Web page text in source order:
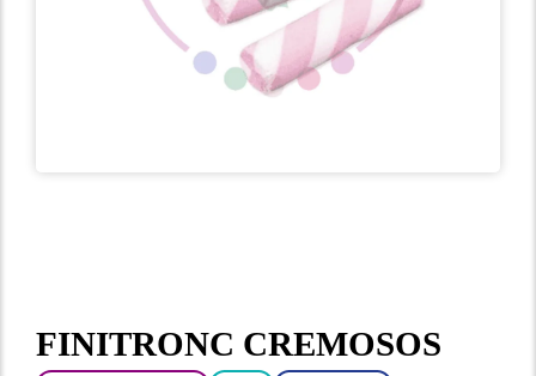
FINITRONC CREMOSOS